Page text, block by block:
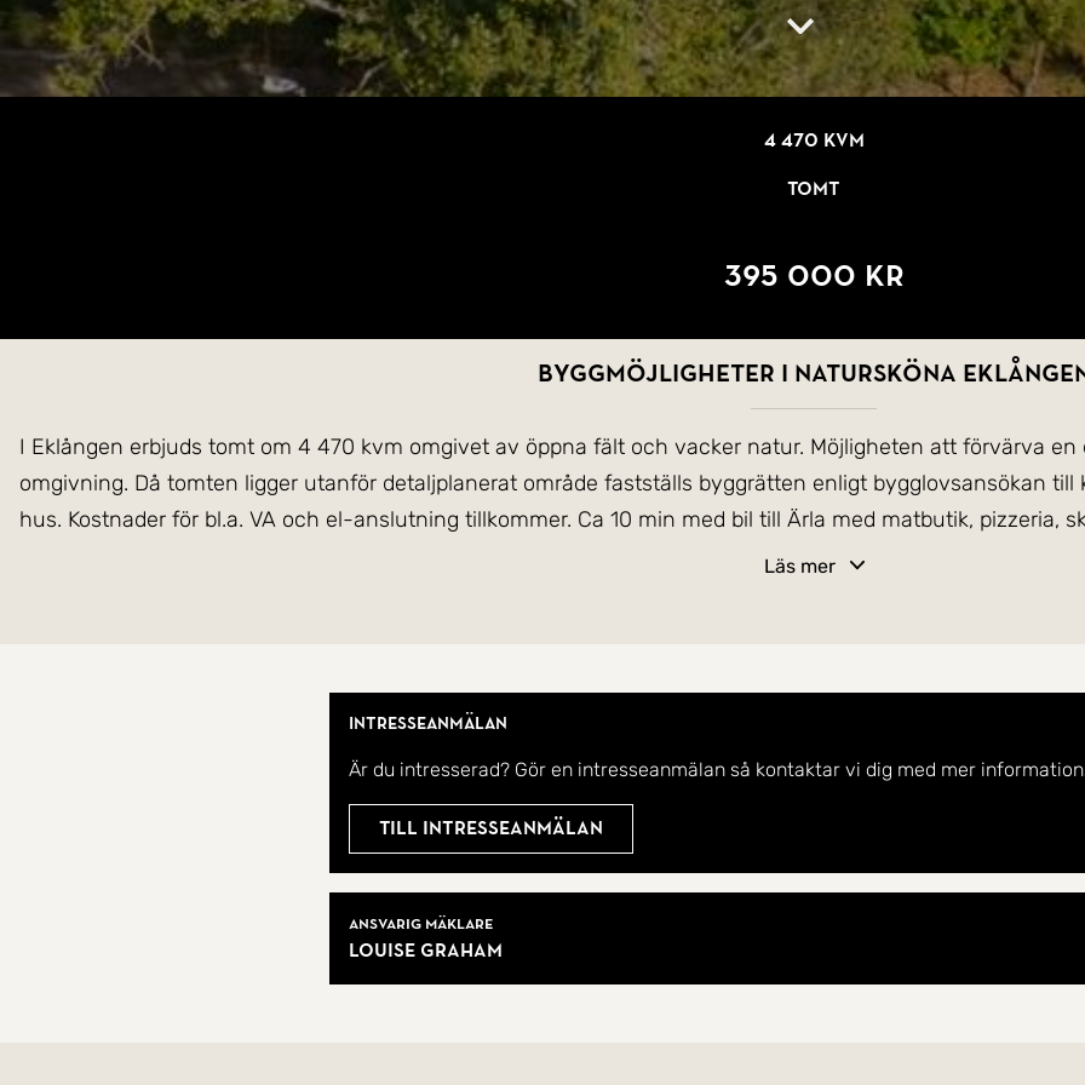
4 470 kvm
Tomt
395 000 kr
Byggmöjligheter i natursköna
I Eklången erbjuds tomt om 4 470 kvm omgivet av öppna fält och vacker natur. Möjligheten att förvärva
omgivning. Då tomten ligger utanför detaljplanerat område fastställs byggrätten enligt bygglovsansökan
hus. Kostnader för bl.a. VA och el-anslutning tillkommer. Ca 10 min med bil till Ärla med matbutik, pizzeria,
m.m. Ca 10 min med cykel till Eklångens allmänna badplats och ca 1 timme och 20 minuter till Stockholm.
Läs mer
Intresseanmälan
Är du intresserad? Gör en intresseanmälan så kontaktar vi dig med mer
Till intresseanmälan
Ansvarig mäklare
Louise Graham